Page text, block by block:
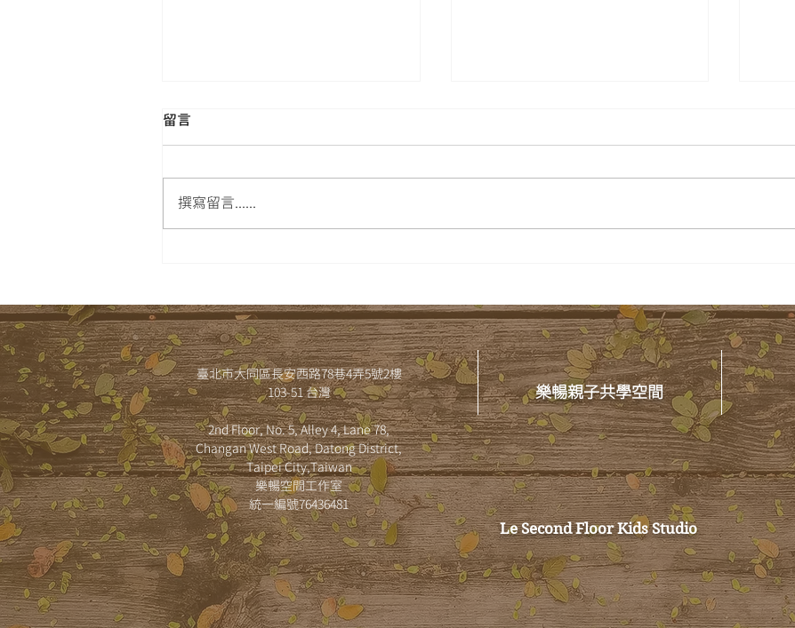
語囡仔古！歇熱做伙來 】
留言
撰寫留言......
臺北市大同區長安西路78巷4弄5號2樓
103-51 台灣
2nd Floor, No. 5, Alley 4, Lane 78,
Changan West Road, Datong District,
Taipei City,Taiwan
樂暢空間工作室
​統一編號76436481
樂暢親子共學空間
Le Second Floor Kids Studio